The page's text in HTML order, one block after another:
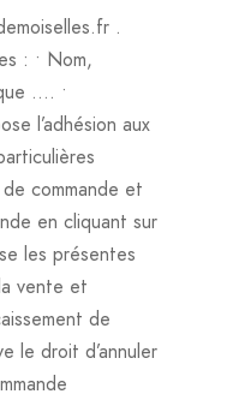
.
: • Nom,
…. •
l’adhésion aux
commande et
en cliquant sur
les présentes
vente et
de
le droit d’annuler